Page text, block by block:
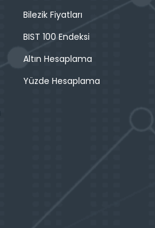
Bilezik Fiyatları
BIST 100 Endeksi
Altın Hesaplama
Yüzde Hesaplama